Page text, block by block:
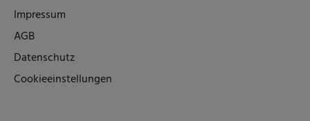
Impressum
AGB
Datenschutz
Cookieeinstellungen